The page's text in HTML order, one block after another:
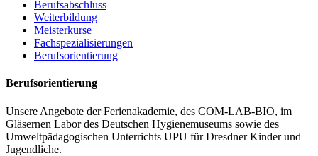
Berufsabschluss
Weiterbildung
Meisterkurse
Fachspezialisierungen
Berufsorientierung
Berufsorientierung
Unsere Angebote der Ferienakademie, des COM-LAB-BIO, im
Gläsernen Labor des Deutschen Hygienemuseums sowie des
Umweltpädagogischen Unterrichts UPU für Dresdner Kinder und
Jugendliche.